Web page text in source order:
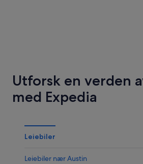
Utforsk en verden
med Expedia
Leiebiler
Leiebiler nær Austin